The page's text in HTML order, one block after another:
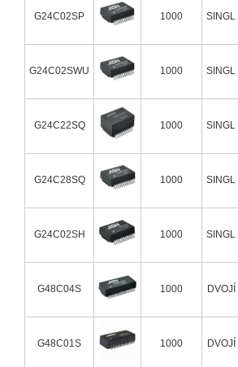
G24C02SP 1000 SINGL
G24C02SWU 1000 SINGL
G24C22SQ 1000 SINGL
G24C28SQ 1000 SINGL
G24C02SH 1000 SINGL
G48C04S 1000 DVOJÍ
G48C01S 1000 DVOJÍ